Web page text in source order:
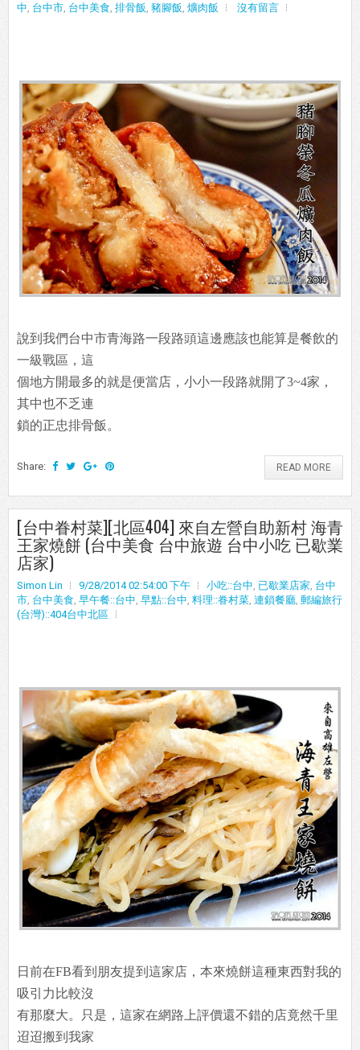
中 台中市 台中美食 排骨飯 豬腳飯 爌肉飯 沒有留言
說到我們台中市青海路一段路頭這邊應該也能算是餐飲的
一級戰區，這
個地方開最多的就是便當店，小小一段路就開了3~4家，
其中也不乏連
鎖的正忠排骨飯。
Share: READ MORE
[台中眷村菜][北區404] 來自左營自助新村 海青
王家燒餅 (台中美食 台中旅遊 台中小吃 已歇業
店家)
Simon Lin 9/28/2014 02:54:00 下午 小吃::台中 已歇業店家 台中
市 台中美食 早午餐::台中 早點::台中 料理::眷村菜 連鎖餐廳 郵編旅行
(台灣)::404台中北區
日前在FB看到朋友提到這家店，本來燒餅這種東西對我的
吸引力比較沒
有那麼大。只是，這家在網路上評價還不錯的店竟然千里
迢迢搬到我家